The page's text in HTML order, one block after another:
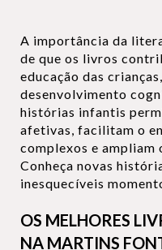
A importância da
de que os livros
educação das
desenvolvimento
histórias infantis
afetivas, facilitam o
complexos e ampliam
Conheça novas
inesquecíveis
OS MELHORES
NA MARTINS